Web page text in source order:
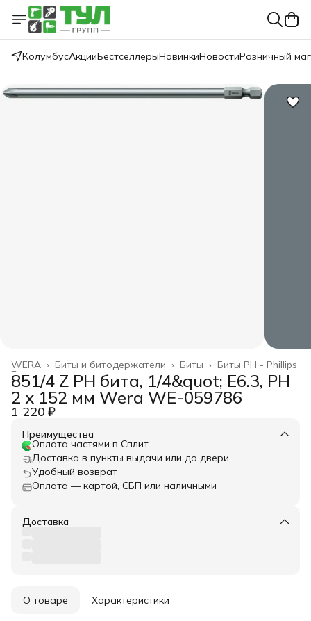
КолумбусАкцииБестселлерыНовинкиНовостиРозничный
Биты PH - Phillips
Биты ›
Биты и битодержатели ›
WERA ›
Главная
851/4 Z PH бита, 1/4&quot; E6.3, PH
2 x 152 мм Wera WE-059786
1 220 ₽
Преимущества
Оплата частями в Сплит
Доставка в пункты выдачи или до двери
Удобный возврат
Оплата — картой, СБП или наличными
Доставка
О товаре Характеристики